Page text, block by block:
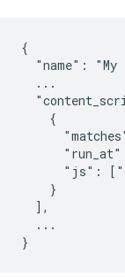
{
"name": "My
  ...
    {
"js":
    }
  ],
  ...